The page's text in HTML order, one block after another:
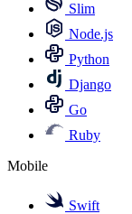
Slim
Node.js
Python
Django
Go
Ruby
Mobile
Swift